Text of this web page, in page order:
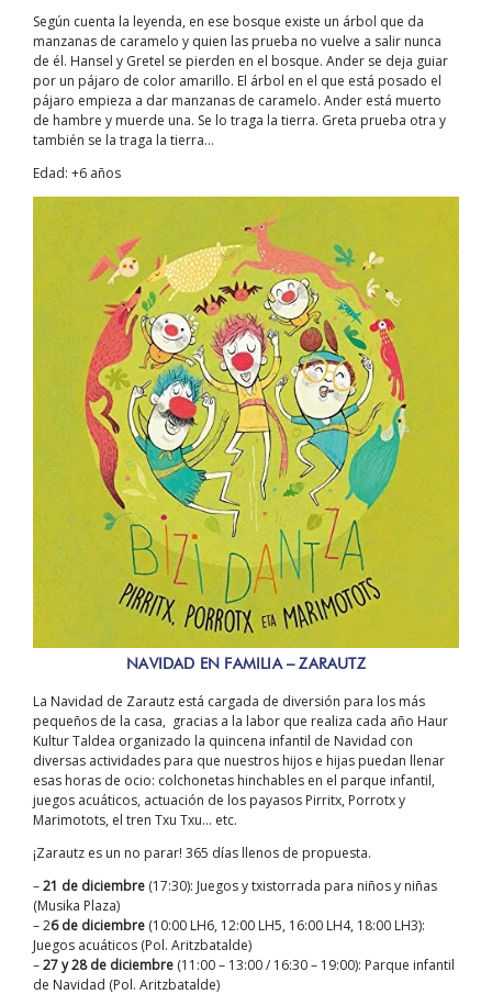
Según cuenta la leyenda, en ese bosque existe un árbol que da
manzanas de caramelo y quien las prueba no vuelve a salir nunca
de él. Hansel y Gretel se pierden en el bosque. Ander se deja guiar
por un pájaro de color amarillo. El árbol en el que está posado el
pájaro empieza a dar manzanas de caramelo. Ander está muerto
de hambre y muerde una. Se lo traga la tierra. Greta prueba otra y
también se la traga la tierra…
Edad: +6 años
NAVIDAD EN FAMILIA – ZARAUTZ
La Navidad de Zarautz está cargada de diversión para los más
pequeños de la casa, gracias a la labor que realiza cada año Haur
Kultur Taldea organizado la quincena infantil de Navidad con
diversas actividades para que nuestros hijos e hijas puedan llenar
esas horas de ocio: colchonetas hinchables en el parque infantil,
juegos acuáticos, actuación de los payasos Pirritx, Porrotx y
Marimotots, el tren Txu Txu… etc.
¡Zarautz es un no parar! 365 días llenos de propuesta.
–21 de diciembre (17:30): Juegos y txistorrada para niños y niñas
(Musika Plaza)
– 26 de diciembre (10:00 LH6, 12:00 LH5, 16:00 LH4, 18:00 LH3):
Juegos acuáticos (Pol. Aritzbatalde)
–27 y 28 de diciembre (11:00 – 13:00 / 16:30 – 19:00): Parque infantil
de Navidad (Pol. Aritzbatalde)